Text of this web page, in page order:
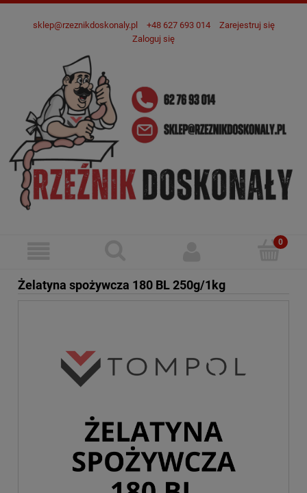
sklep@rzeznikdoskonaly.pl +48 627 693 014
Zarejestruj się
Zaloguj się
Żelatyna spożywcza 180 BL 250g/1kg